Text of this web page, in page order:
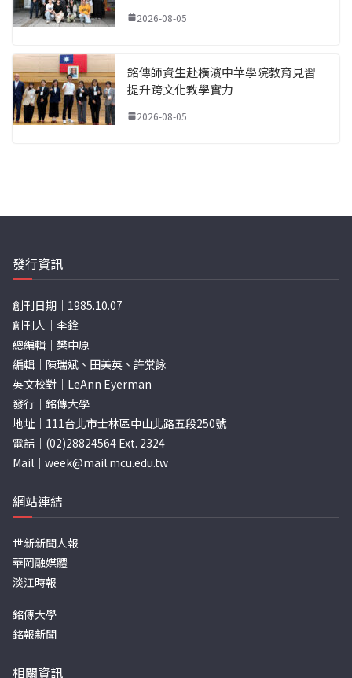
2026-08-05
銘傳師資生赴橫濱中華學院教育見習
提升跨文化教學實力
2026-08-05
發行資訊
創刊日期｜1985.10.07
創刊人｜李銓
總編輯｜樊中原
編輯｜陳瑞斌、田美英、許棠詠
英文校對｜LeAnn Eyerman
發行｜銘傳大學
地址｜111台北市士林區中山北路五段250號
電話｜(02)28824564 Ext. 2324
Mail｜ week@mail.mcu.edu.tw
網站連結
世新新聞人報
華岡融媒體
淡江時報
銘傳大學
銘報新聞
相關資訊